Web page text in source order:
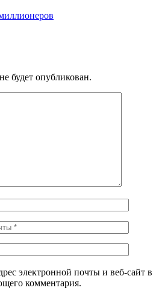
будет опубликован.
электронной почты и веб-сайт в
комментария.